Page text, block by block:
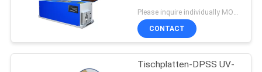
3W DPSS
Please inquire individually MOQ:1
CONTACT
Tischplatten-DPSS UV-